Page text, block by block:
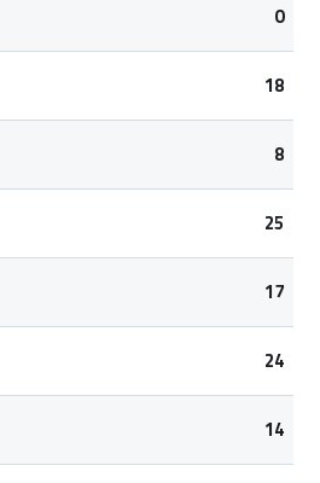
0
18
8
25
17
24
14